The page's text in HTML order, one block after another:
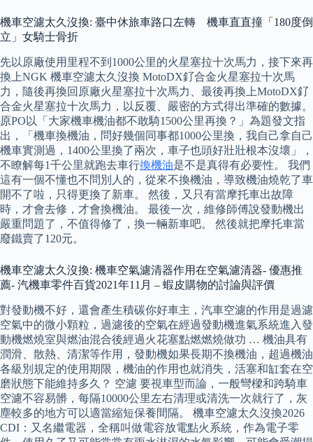
機車空濾太久沒換: 臺中休旅車路口左轉 機車直直撞「180度倒
立」女騎士骨折
先以原廠使用里程不到1000公里的火星塞拉十次馬力，接下來再
換上NGK 機車空濾太久沒換 MotoDX釕合金火星塞拉十次馬
力，隨後再換回原廠火星塞拉十次馬力、最後再換上MotoDX釕
合金火星塞拉十次馬力，以反覆、嚴密的方式得出準確的數據。
原PO以「大家機車機油都不敢騎1500公里再換？」為題發文指
出，「機車換機油，問好幾個同事都1000公里換，我自己拿自己
機車實測過，1400公里換了兩次，車子也頭好壯壯根本沒壞」，
不瞭解每1千公里就跑去車行換機油是不是真得有必要性。 我們
這有一個不懂也不問別人的，從來不換機油，導致機油燒乾了車
開不了啦，只得更換了新車。 然後，又只有當摩托車出故障
時，才會去修，才會換機油。 最後一次，維修師傅說發動機出
嚴重問題了，不值得修了，換一輛新車吧。 然後就把摩托車當
廢鐵賣了120元。
機車空濾太久沒換: 機車空氣濾清器作用在空氣濾清器- 優惠推
薦- 汽機車零件百貨2021年11月 – 蝦皮購物的討論與評價
對發動機不好，還會產生積碳你好車主，汽車空濾的作用是過濾
空氣中的微小顆粒，過濾後的空氣在經過發動機進氣系統進入發
動機燃燒室與燃油混合後經過火花塞點燃燃燒做功 … 機油具有
潤滑、散熱、清潔等作用，發動機如果長期不換機油，超過機油
各級別規定的使用期限，機油的作用也就消失，活塞和缸套在空
磨狀態下能維持多久？ 空濾 要視車型而論，一般彎樑和跨騎車
空濾不容易髒，每隔10000公里左右清理或清洗一次就行了，灰
塵較多的地方可以適當縮短保養間隔。 機車空濾太久沒換2026
CDI：又名繼電器，全稱叫做電容放電點火系統，作為電子零